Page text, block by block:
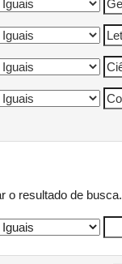
o resultado de busca.